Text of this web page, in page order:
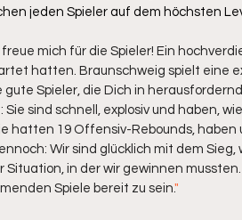
jeden Spieler auf dem höchsten
freue mich für die Spieler! Ein
hatten. Braunschweig spielt eine
Spieler, die Dich in
sind schnell, explosiv und haben,
hatten 19 Offensiv-Rebounds, haben
Wir sind glücklich mit dem Sieg,
in der wir gewinnen
Spiele bereit zu sein."